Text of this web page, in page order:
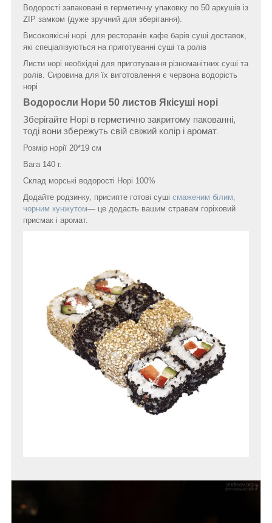
Водорості запаковані в герметичну упаковку по 50 аркушів із
ZIP замком (дуже зручний для зберігання).
Високоякісні норі для ресторанів кафе барів суші доставок,
які спеціалізуються на приготуванні суші та ролів
Листи норі необхідні для приготування різноманітних суші та
ролів. Сировина для їх виготовлення є червона водорість
норі
Водоросли Нори 50 листов Якісуші норі
Зберігайте Норі в герметично закритому пакованні,
тоді вони збережуть свій свіжий колір і аромат.
Розмір норії 20*19 см
Вага 140 г.
Склад морські водорості Норі 100%
Додайте родзинку, присипте готові суші смаженим білим,
чорним кунжутом— це додасть вашим стравам горіховий
присмак і аромат.